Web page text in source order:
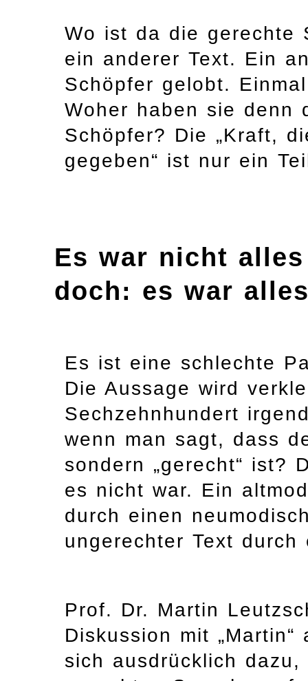
Wo ist da die gerechte
ein anderer Text. Ein
Schöpfer gelobt.
Woher haben sie denn
Schöpfer? Die „Kraft,
gegeben“ ist nur ein
Es war nicht
doch: es war
Es ist eine schlechte
Die Aussage wird
Sechzehnhundert
wenn man sagt, dass
sondern „gerecht“ ist?
es nicht war. Ein
durch einen
ungerechter Text
Prof. Dr. Martin
Diskussion mit
sich ausdrücklich